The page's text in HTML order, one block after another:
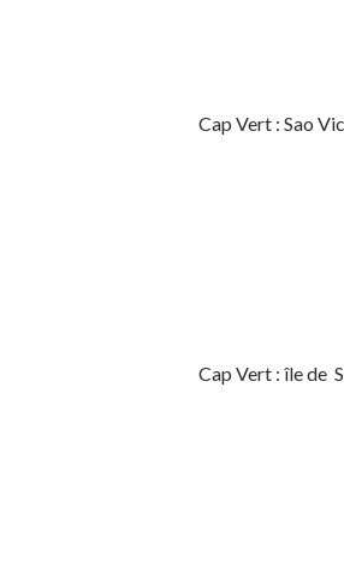
Cap Vert : Sao
Cap Vert : île de